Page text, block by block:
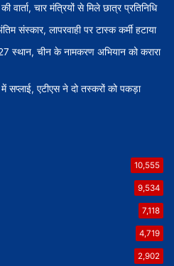
वार्ता, चार मंत्रियों से मिले छात्र प्रतिनिधि
संस्कार, लापरवाही पर टास्क कर्मी हटाया
चीन के नामकरण अभियान को करारा
सप्लाई, एटीएस ने दो तस्करों को पकड़ा
10,555
9,534
7,118
4,719
2,902